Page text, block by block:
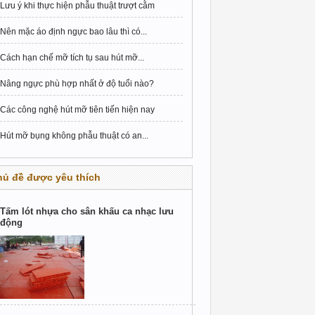
Lưu ý khi thực hiện phẫu thuật trượt cằm
Nên mặc áo định ngực bao lâu thì có...
Cách hạn chế mỡ tích tụ sau hút mỡ...
Nâng ngực phù hợp nhất ở độ tuổi nào?
Các công nghệ hút mỡ tiên tiến hiện nay
Hút mỡ bụng không phẫu thuật có an...
đề được yêu thích
Tấm lót nhựa cho sân khấu ca nhạc lưu
động